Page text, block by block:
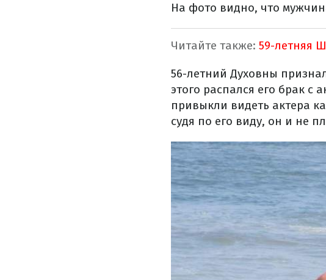
На фото видно, что
Читайте также: 59-летняя
56-летний Духовны
этого распался его брак с
привыкли видеть актера
судя по его виду, он и не